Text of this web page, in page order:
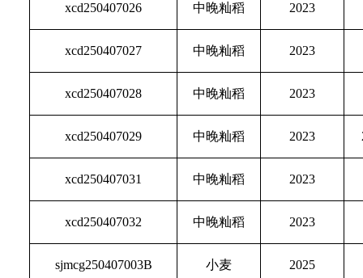
xcd250407026 中晚籼稻 2023
xcd250407027 中晚籼稻 2023
xcd250407028 中晚籼稻 2023
xcd250407029 中晚籼稻 2023
xcd250407031 中晚籼稻 2023
xcd250407032 中晚籼稻 2023
sjmcg250407003B 小麦 2025